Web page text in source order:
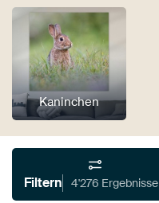
Kaninchen
Filtern 4'276 Ergebnisse